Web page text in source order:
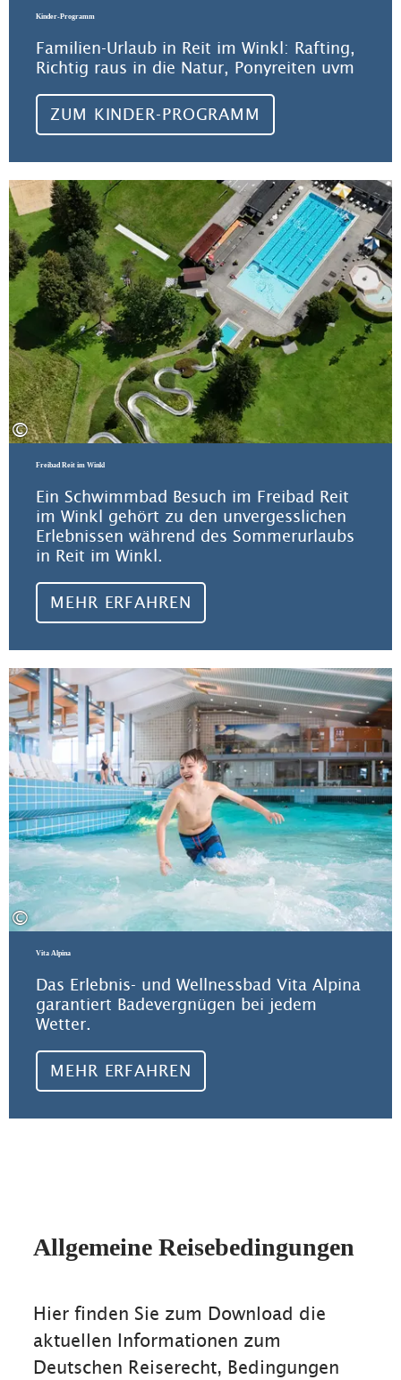
Kinder-Programm
Familien-Urlaub in Reit im Winkl: Rafting,
Richtig raus in die Natur, Ponyreiten uvm
ZUM KINDER-PROGRAMM
©
Freibad Reit im Winkl
Ein Schwimmbad Besuch im Freibad Reit
im Winkl gehört zu den unvergesslichen
Erlebnissen während des Sommerurlaubs
in Reit im Winkl.
MEHR ERFAHREN
©
Vita Alpina
Das Erlebnis- und Wellnessbad Vita Alpina
garantiert Badevergnügen bei jedem
Wetter.
MEHR ERFAHREN
Allgemeine Reisebedingungen
Hier finden Sie zum Download die
aktuellen Informationen zum
Deutschen Reiserecht, Bedingungen